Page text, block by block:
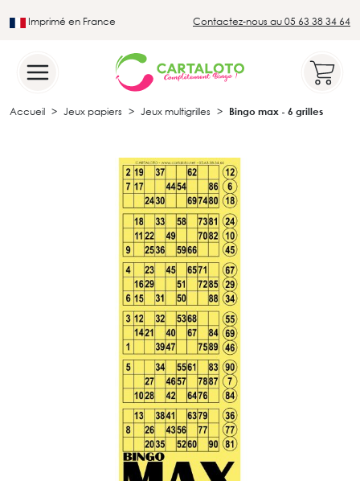
Imprimé en France Contactez-nous au 05 63 38 34 64
Accueil Jeux papiers Jeux multigrilles Bingo max - 6 grilles